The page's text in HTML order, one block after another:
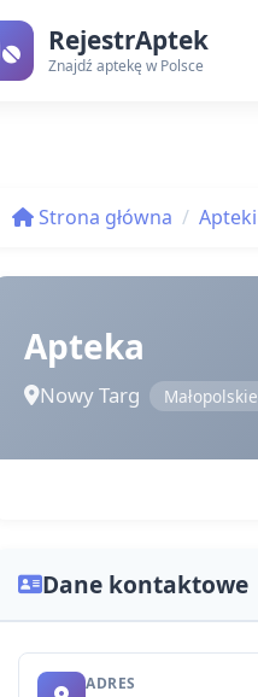
RejestrAptek
Znajdź aptekę w Polsce
Strona główna Apteki
Apteka
Nowy Targ Małopolskie
Dane kontaktowe
ADRES